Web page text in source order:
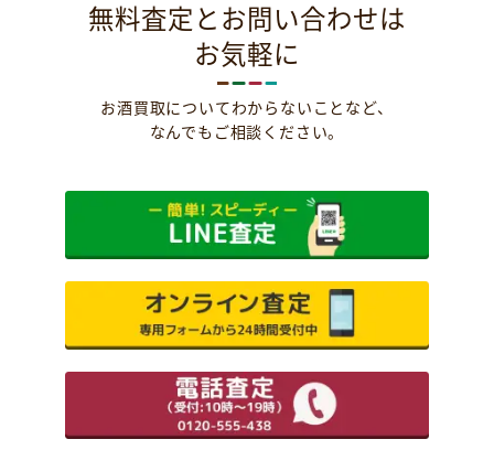
無料査定とお問い合わせは
お気軽に
お酒買取についてわからないことなど、
なんでもご相談ください。